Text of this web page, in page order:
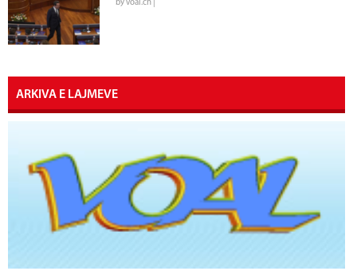
by voal.ch |
ARKIVA E LAJMEVE